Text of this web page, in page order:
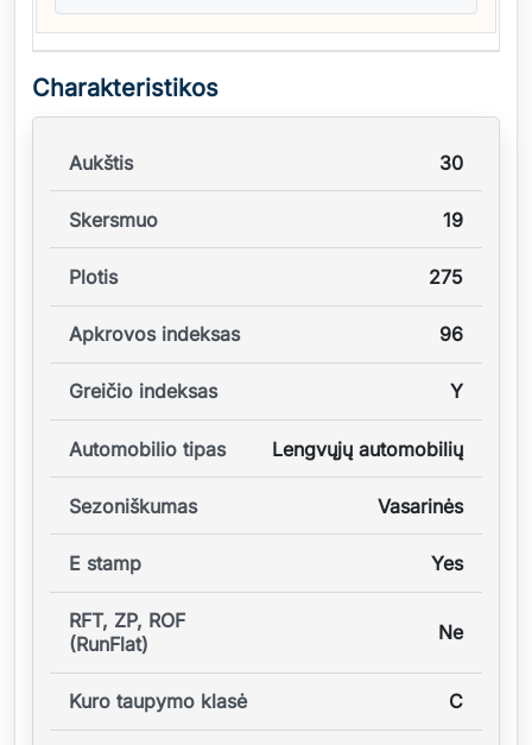
Charakteristikos
Aukštis 30
Skersmuo 19
Plotis 275
Apkrovos indeksas 96
Greičio indeksas Y
Automobilio tipas Lengvųjų automobilių
Sezoniškumas Vasarinės
E stamp Yes
RFT, ZP, ROF
(RunFlat)
Ne
Kuro taupymo klasė C